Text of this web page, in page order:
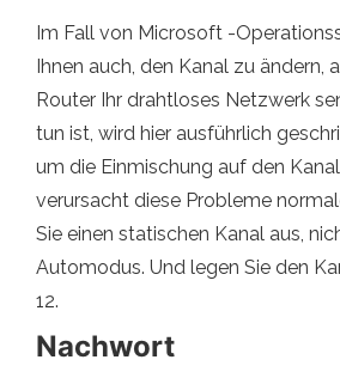
Im Fall von Microsoft -
Ihnen auch, den Kanal zu ändern,
Router Ihr drahtloses Netzwerk
tun ist, wird hier ausführlich
um die Einmischung auf den
verursacht diese Probleme
Sie einen statischen Kanal aus,
Automodus. Und legen Sie den
12.
Nachwort